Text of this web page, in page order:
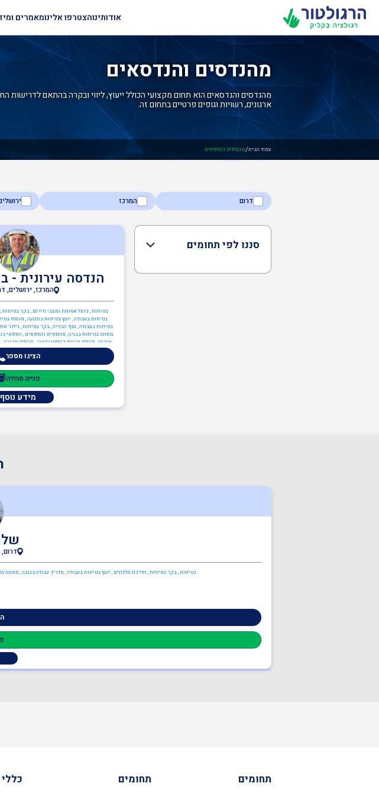
אודותינוהצטרפו אלינומאמרים
מהנדסים והנדסאים
מהנדסים והנדסאים הוא תחום מקצועי הכולל ייעוץ, ליווי ובקרה בהתאם לדרישות
ארגונים, רשויות וגופים פרטיים בתחום זה.
עמוד הבית/מהנדסים והנדסאים
דרום המרכז
סננו לפי תחומים
הנדסה עירונית -
המרכז, ירושלים,
בטיחות , ניהול אסונות ומצבי חירום , בקר בטיחות
בטיחות בעבודה , יועץ בטיחות בתנועה , מהנדס
בטיחות בעבודה , ענף הבנייה , בקר בטיחות , גידור
ממונה בטיחות בבניה , מהנדסים והנדסאים , הנדסאי
אזרחי , מהנדס מבנים קונסטרוקטור , מהנדסי סביבה
הציגו מספר
פנייה מהירה
מידע נוסף
דרום,
בטיחות , בקר בטיחות , הדרכת מלגזנים , יועץ בטיחות בעבודה , מדריך עבודה בגובה ,
תחומים תחומים כללי